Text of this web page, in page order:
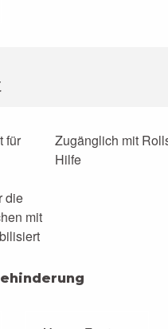
für
Zugänglich mit
Hilfe
die
mit